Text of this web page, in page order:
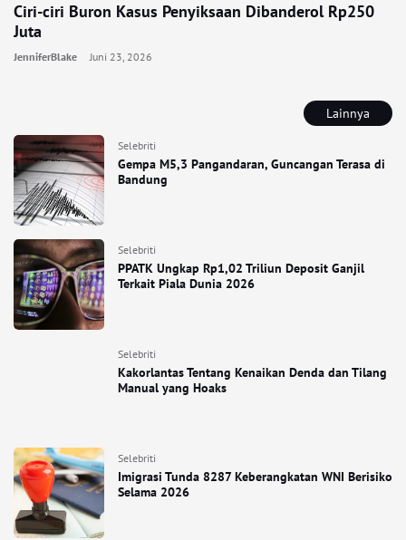
Lainnya
Selebriti
Gempa M5,3 Pangandaran, Guncangan Terasa di
Bandung
Selebriti
PPATK Ungkap Rp1,02 Triliun Deposit Ganjil
Terkait Piala Dunia 2026
Selebriti
Kakorlantas Tentang Kenaikan Denda dan Tilang
Manual yang Hoaks
Selebriti
Imigrasi Tunda 8287 Keberangkatan WNI Berisiko
Selama 2026
Ciri-ciri Buron Kasus Penyiksaan Dibanderol Rp250
Juta
JenniferBlake Juni 23, 2026